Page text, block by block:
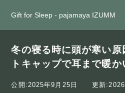
Gift for Sleep - pajamaya IZUMM
冬の寝る時に頭が寒い原
トキャップで耳まで暖か
公開:2025年9月25日 更新